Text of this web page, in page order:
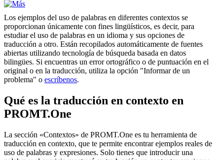
Los ejemplos del uso de palabras en diferentes contextos se
proporcionan únicamente con fines lingüísticos, es decir, para
estudiar el uso de palabras en un idioma y sus opciones de
traducción a otro. Están recopilados automáticamente de fuentes
abiertas utilizando tecnología de búsqueda basada en datos
bilingües. Si encuentras un error ortográfico o de puntuación en el
original o en la traducción, utiliza la opción "Informar de un
problema" o escríbenos.
Qué es la traducción en contexto en
PROMT.One
La sección «Contextos» de PROMT.One es tu herramienta de
traducción en contexto, que te permite encontrar ejemplos reales de
uso de palabras y expresiones. Solo tienes que introducir una